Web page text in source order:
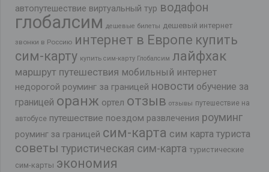
автопутешествие виртуальный тур водафон
глобалсим дешевые билеты дешевый интернет
звонки в Россию интернет в Европе купить
сим-карту купить сим-карту Глобалсим лайфхак
маршрут путешествия мобильный интернет
недорогой роуминг за границей новости обучение за
границей оранж ортел отзыв отзывы путешествие на
автобусе путешествие поездом развлечения роуминг
роуминг за границей сим-карта сим карта туриста
советы туристическая сим-карта туристические
сим-карты экономия